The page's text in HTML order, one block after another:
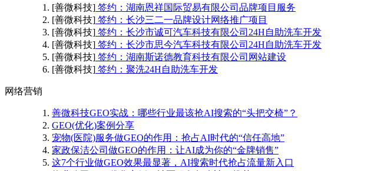
[善微科技] 签约：湖南恩祥国际贸易有限公司品牌项目服务
[善微科技] 签约：长沙三二一品牌设计网络推广项目
[善微科技] 签约：长沙市诚可汽车科技有限公司24H自助洗车开发
[善微科技] 签约：长沙市思今汽车科技有限公司24H自助洗车开发
[善微科技] 签约：湖南斯诺德教育科技有限公司网站建设
[善微科技] 签约：聚洗24H自助洗车开发
网络营销
善微科技GEO实战：哪些行业最该抢AI搜索的“头把交椅”？
GEO(优化)案例分享
宠物(医院)服务做GEO的作用：抢占AI时代的“信任高地”
家政保洁公司做GEO的作用：让AI成为你的“金牌销售”
这7个行业做GEO效果最显著，AI搜索时代抢占流量新入口